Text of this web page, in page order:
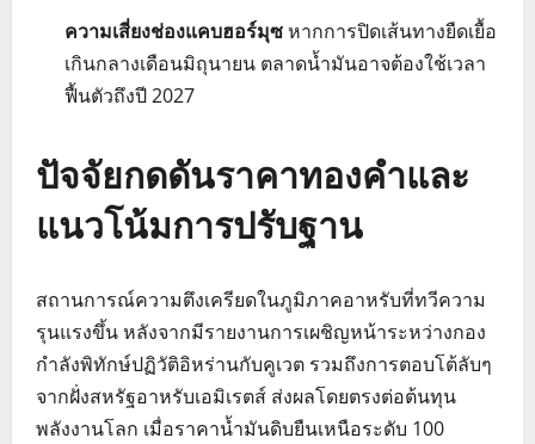
ความเสี่ยงช่องแคบฮอร์มุซหากการปิดเส้นทางยืดเยื้อ
เกินกลางเดือนมิถุนายน ตลาดน้ำมันอาจต้องใช้เวลา
ฟื้นตัวถึงปี 2027
ปัจจัยกดดันราคาทองคำและ
แนวโน้มการปรับฐาน
สถานการณ์ความตึงเครียดในภูมิภาคอาหรับที่ทวีความ
รุนแรงขึ้น หลังจากมีรายงานการเผชิญหน้าระหว่างกอง
กำลังพิทักษ์ปฏิวัติอิหร่านกับคูเวต รวมถึงการตอบโต้ลับๆ
จากฝั่งสหรัฐอาหรับเอมิเรตส์ ส่งผลโดยตรงต่อต้นทุน
พลังงานโลก เมื่อราคาน้ำมันดิบยืนเหนือระดับ 100